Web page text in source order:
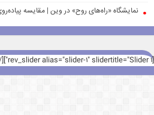
نمایشگاه «راه‌های روح» در وین | مقایسه
[rev_slider alias="slider-1" slidertitle="Slider 1"][/rev_slider]